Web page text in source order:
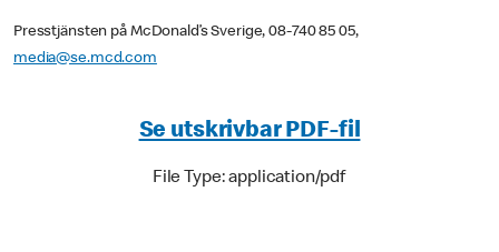
Presstjänsten på McDonald’s Sverige, 08-740 85 05,
media@se.mcd.com
Se utskrivbar PDF-fil
File Type: application/pdf